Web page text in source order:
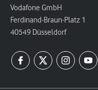
Vodafone GmbH
Ferdinand-Braun-Platz 1
40549 Düsseldorf